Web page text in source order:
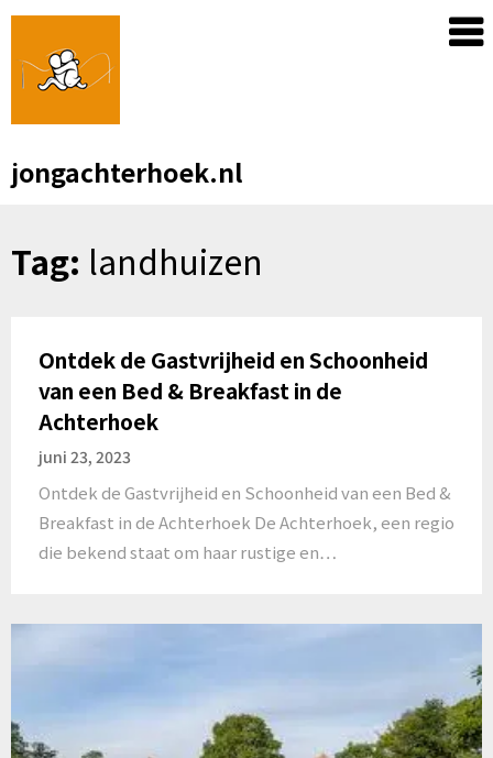
Skip
content
jongachterhoek.nl
Tag: landhuizen
Ontdek de Gastvrijheid en Schoonheid
van een Bed & Breakfast in de
Achterhoek
juni 23, 2023
Ontdek de Gastvrijheid en Schoonheid van een Bed &
Breakfast in de Achterhoek De Achterhoek, een regio
die bekend staat om haar rustige en…